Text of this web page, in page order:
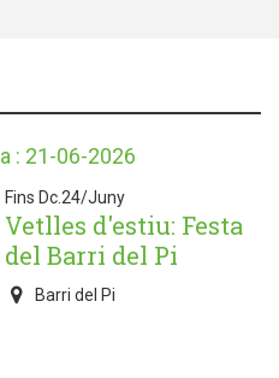
: 21-06-2026
Fins Dc.24/Juny
Vetlles d'estiu: Festa
del Barri del Pi
Barri del Pi